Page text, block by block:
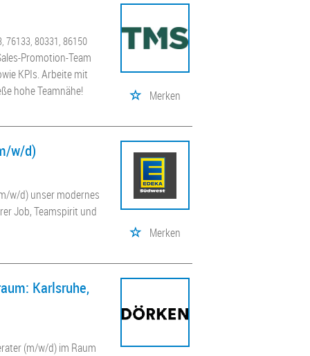
76133, 80331, 86150
Promotion-Team
KPIs. Arbeite mit
hohe Teamnähe!
Merken
w/d)
w/d) unser modernes
Job, Teamspirit und
Merken
Karlsruhe,
(m/w/d) im Raum